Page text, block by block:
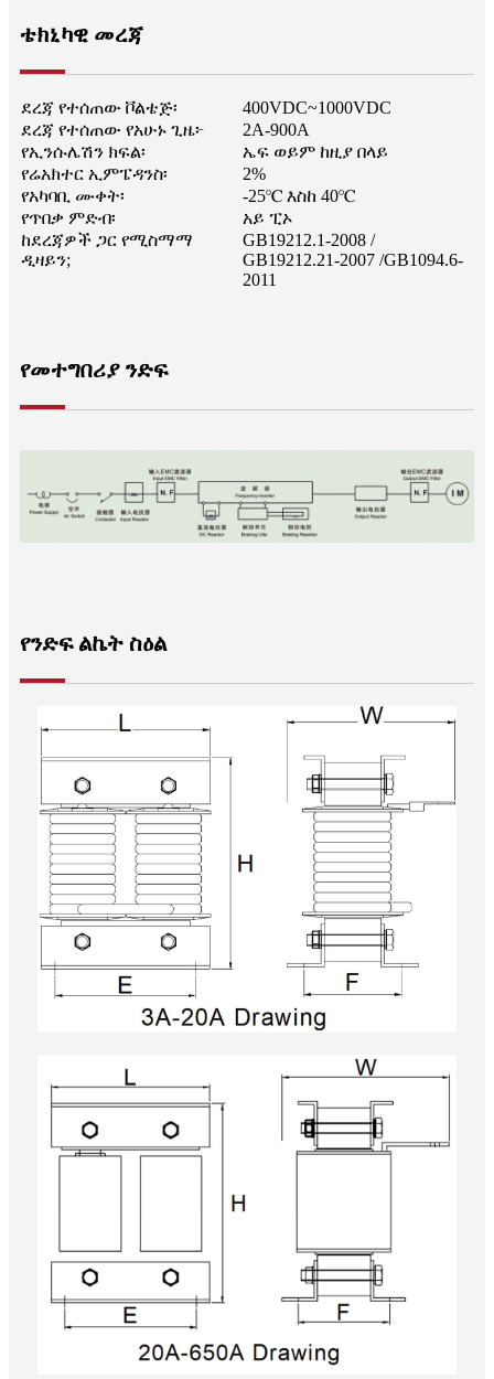
ቴክኒካዊ መረጃ
ደረጃ የተሰጠው ቮልቴጅ፡
400VDC~1000VDC
ደረጃ የተሰጠው የአሁኑ ጊዜ፦
2A-900A
የኢንሱሌሽን ክፍል፡
ኤፍ ወይም ከዚያ በላይ
የሬአክተር ኢምፔዳንስ፡
2%
የአካባቢ ሙቀት፡
-25℃ እስከ 40℃
የጥበቃ ምድብ፡
አይ ፒኦ
ከደረጃዎች ጋር የሚስማማ
ዲዛይን;
GB19212.1-2008 /
GB19212.21-2007 /GB1094.6-
2011
የመተግበሪያ ንድፍ
የንድፍ ልኬት ስዕል